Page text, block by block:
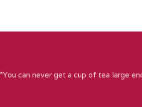
“You can never get a cup of tea large